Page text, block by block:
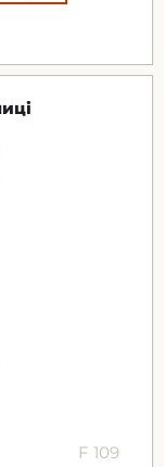
F 109